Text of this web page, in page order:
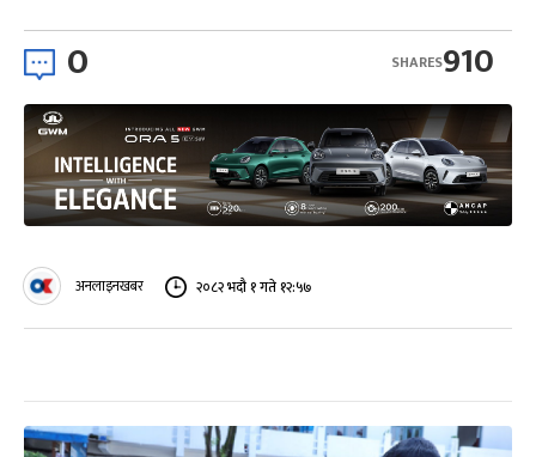
0 910
SHARES
अनलाइनखबर २०८२ भदौ १ गते १२:५७